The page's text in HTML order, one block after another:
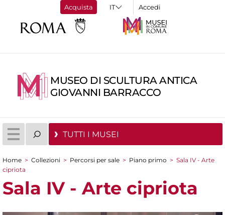
Acquista Accedi
MUSEO DI SCULTURA ANTICA
GIOVANNI BARRACCO
TUTTI I MUSEI
Tu sei qui
Home > Collezioni > Percorsi per sale > Piano primo > Sala IV - Arte
cipriota
Sala IV - Arte cipriota